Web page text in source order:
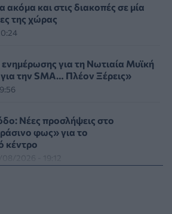
και στις διακοπές σε μία
της χώρας
ενημέρωσης για τη Νωτιαία Μυϊκή
την SMA… Πλέον Ξέρεις»
Νέες προσλήψεις στο
φως» για το
κέντρο
08/2026 - 19:12